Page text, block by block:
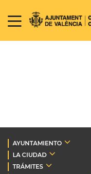
AYUNTAMIENTO
LA CIUDAD
TRÁMITES